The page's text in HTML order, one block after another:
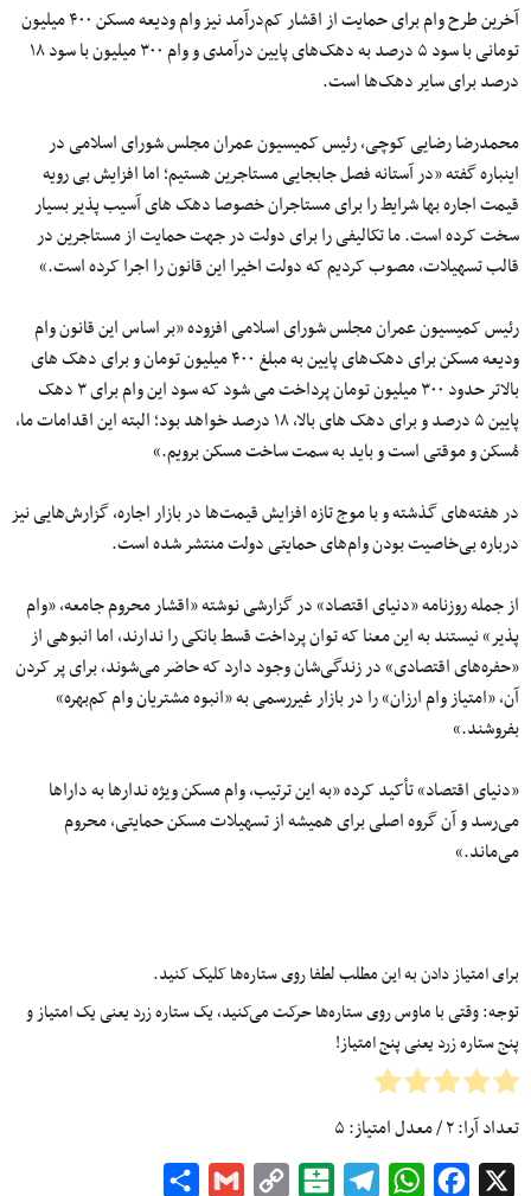
آخرین طرح وام برای حمایت از اقشار کم‌درآمد نیز وام ودیعه مسکن ۴۰۰ میلیون
تومانی با سود ۵ درصد به دهک‌های پایین درآمدی و وام ۳۰۰ میلیون با سود ۱۸
درصد برای سایر دهک‌ها است.
محمدرضا رضایی کوچی، رئیس کمیسیون عمران مجلس شورای اسلامی در
اینباره گفته «در آستانه فصل جابجایی مستاجرین هستیم؛ اما افزایش بی رویه
قیمت اجاره بها شرایط را برای مستاجران خصوصا دهک های آسیب پذیر بسیار
سخت کرده است. ما تکالیفی را برای دولت در جهت حمایت از مستاجرین در
قالب تسهیلات، مصوب کردیم که دولت اخیرا این قانون را اجرا کرده است.»
رئیس کمیسیون عمران مجلس شورای اسلامی افزوده «بر اساس این قانون وام
ودیعه مسکن برای دهک‌های پایین به مبلغ ۴۰۰ میلیون تومان و برای دهک های
بالاتر حدود ۳۰۰ میلیون تومان پرداخت می شود که سود این وام برای ۳ دهک
پایین ۵ درصد و برای دهک های بالا، ۱۸ درصد خواهد بود؛ البته این اقدامات ما،
مُسکن و موقتی است و باید به سمت ساخت مسکن برویم.»
در هفته‌های گذشته و با موج تازه افزایش قیمت‌ها در بازار اجاره، گزارش‌هایی نیز
درباره بی‌خاصیت بودن وام‌های حمایتی دولت منتشر شده است.
از جمله روزنامه «دنیای اقتصاد» در گزارشی نوشته «اقشار محروم جامعه،‌ «وام
پذیر» نیستند به این معنا که توان پرداخت قسط بانکی را ندارند، اما انبوهی از
«حفره‌های اقتصادی» در زندگی‌شان وجود دارد که حاضر می‌شوند، برای پر کردن
آن، «امتیاز وام ارزان» را در بازار غیررسمی به «انبوه مشتریان وام کم‌بهره»
بفروشند.»
«دنیای اقتصاد» تأکید کرده «به این ترتیب، وام مسکن ویژه ندارها به داراها
می‌رسد و آن گروه اصلی برای همیشه از تسهیلات مسکن حمایتی، محروم
می‌ماند.»
برای امتیاز دادن به این مطلب لطفا روی ستاره‌ها کلیک کنید.
توجه: وقتی با ماوس روی ستاره‌ها حرکت می‌کنید، یک ستاره زرد یعنی یک امتیاز و
پنج ستاره زرد یعنی پنج امتیاز!
تعداد آرا:۲/ معدل امتیاز:۵
Facebook
WhatsApp
Telegram
Balatarin
Copy
Gmail